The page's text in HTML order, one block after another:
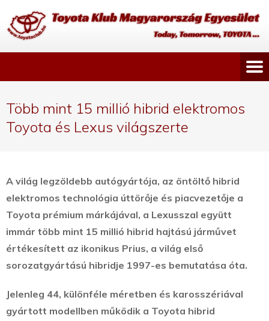
Több mint 15 millió hibrid elektromos
Toyota és Lexus világszerte
A világ legzöldebb autógyártója, az öntöltő hibrid
elektromos technológia úttörője és piacvezetője a
Toyota prémium márkájával, a Lexusszal együtt
immár több mint 15 millió hibrid hajtású járművet
értékesített az ikonikus Prius, a világ első
sorozatgyártású hibridje 1997-es bemutatása óta.
Jelenleg 44, különféle méretben és karosszériával
gyártott modellben működik a Toyota hibrid